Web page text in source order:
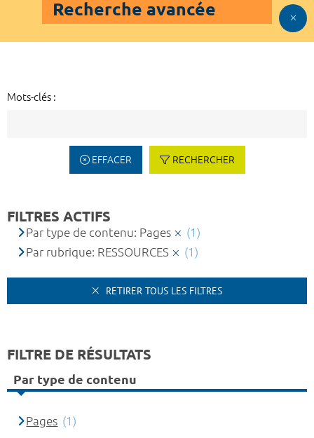
Recherche avancée
Mots-clés :
EFFACER RECHERCHER
FILTRES ACTIFS
Par type de contenu: Pages
(1)
Par rubrique: RESSOURCES
(1)
RETIRER TOUS LES FILTRES
FILTRE DE RÉSULTATS
Par type de contenu
Pages (1)